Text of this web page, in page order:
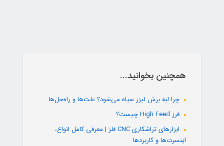
همچنین بخوانید...
چرا لبه برش لیزر سیاه می‌شود؟ علت‌ها و راه‌حل‌ها
فرز High Feed چیست؟
ابزارهای تراشکاری CNC فلز | معرفی کامل انواع،
اینسرت‌ها و کاربردها